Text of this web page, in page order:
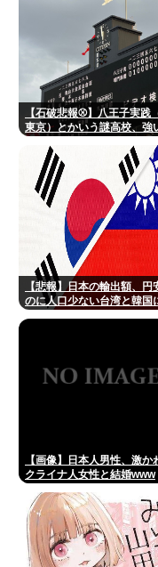
【石破悲報⚾】八王子実践
東京）とかいう謎高校、強
【悲報】日本の輸出額、円
のに人口少ない台湾と韓国
【画像】日本人男性、激か
クライナ人女性と結婚www